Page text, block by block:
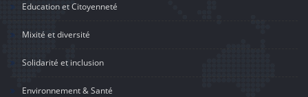
Education et Citoyenneté
Mixité et diversité
Solidarité et inclusion
Environnement & Santé